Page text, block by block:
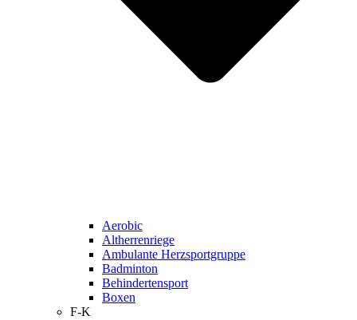
Aerobic
Altherrenriege
Ambulante Herzsportgruppe
Badminton
Behindertensport
Boxen
F-K